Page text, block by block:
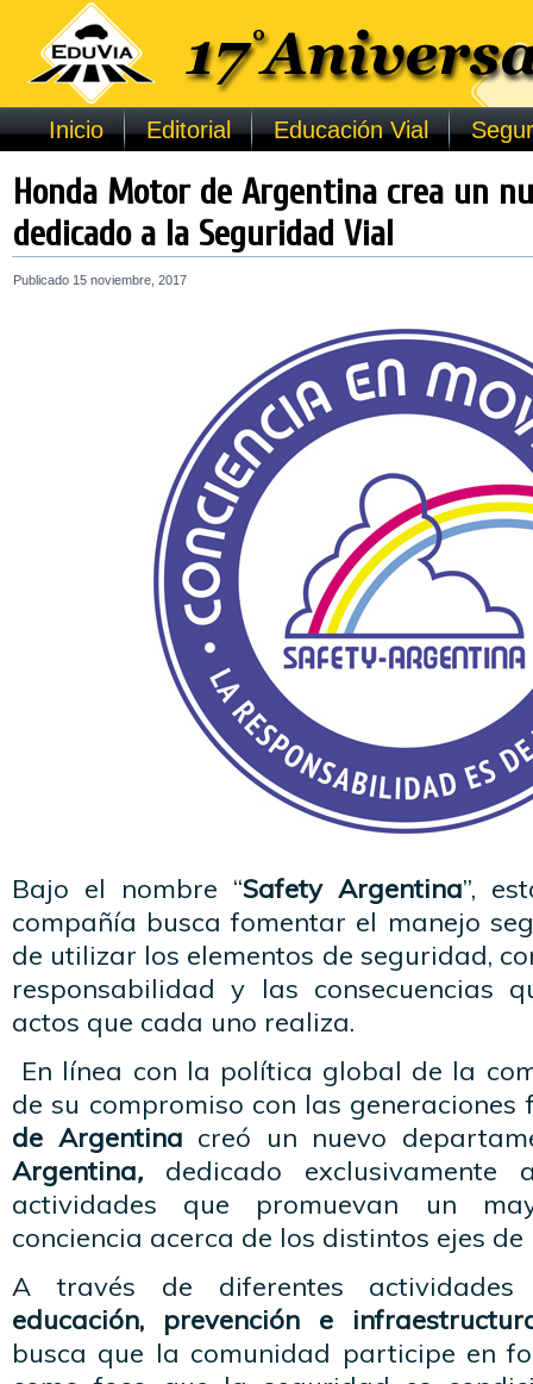
Inicio Editorial Educación Vial
Honda Motor de Argentina crea un
dedicado a la Seguridad Vial
Publicado 15 noviembre, 2017
Bajo el nombre “Safety Argentina”,
compañía busca fomentar el manejo
de utilizar los elementos de seguridad,
responsabilidad y las consecuencias
actos que cada uno realiza.
En línea con la política global de la
de su compromiso con las
de Argentina creó un nuevo
Argentina, dedicado
actividades que promuevan un
conciencia acerca de los distintos ejes
A través de diferentes
educación, prevención e
busca que la comunidad participe en